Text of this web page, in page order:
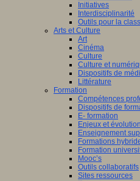
Initiatives
Interdisciplinarité
Outils pour la
Arts et Culture
Art
Cinéma
Culture
Culture et
Dispositifs de
Littérature
Formation
Compétences
Dispositifs de
E- formation
Enjeux et
Enseignement
Formations
Formation
Mooc’s
Outils collaboratifs
Sites ressources